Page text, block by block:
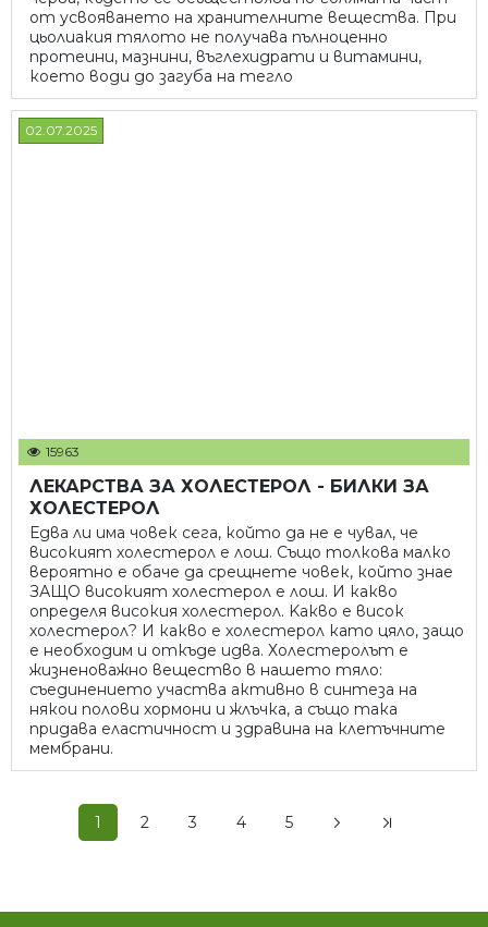
от усвояването на хранителните вещества. При
цьолиакия тялото не получава пълноценно
протеини, мазнини, въглехидрати и витамини,
което води до загуба на тегло
02.07.2025
15963
ЛЕКАРСТВА ЗА ХОЛЕСТЕРОЛ - БИЛКИ ЗА
ХОЛЕСТЕРОЛ
Едва ли има човек сега, който да не е чувал, че
високият холестерол е лош. Също толкова малко
вероятно е обаче да срещнете човек, който знае
ЗАЩО високият холестерол е лош. И какво
определя високия холестерол. Kакво е висок
холестерол? И какво е холестерол като цяло, защо
е необходим и откъде идва. Холестеролът е
жизненоважно вещество в нашето тяло:
съединението участва активно в синтеза на
някои полови хормони и жлъчка, а също така
придава еластичност и здравина на клетъчните
мембрани.
1 2 3 4 5